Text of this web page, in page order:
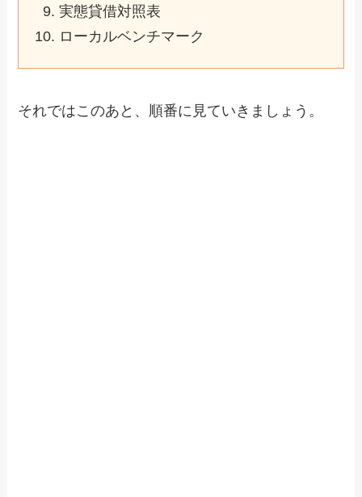
実態貸借対照表
ローカルベンチマーク
それではこのあと、順番に見ていきましょう。